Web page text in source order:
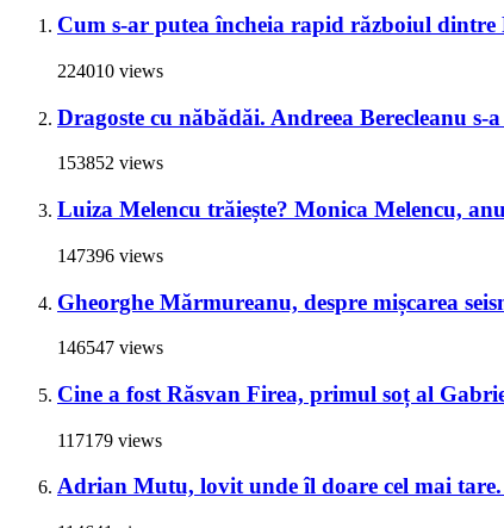
Cum s-ar putea încheia rapid războiul
224010 views
Dragoste cu năbădăi. Andreea Berecleanu
153852 views
Luiza Melencu trăiește? Monica Melencu,
147396 views
Gheorghe Mărmureanu, despre mișcarea
146547 views
Cine a fost Răsvan Firea, primul soț al
117179 views
Adrian Mutu, lovit unde îl doare cel mai